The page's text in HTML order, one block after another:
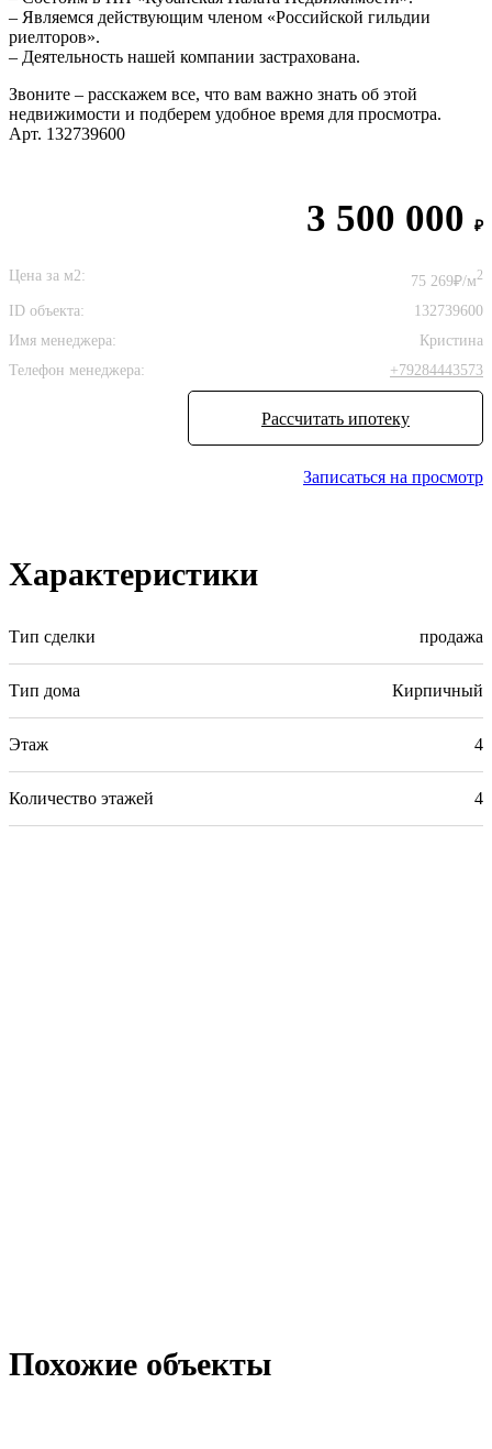
– Являемся действующим членом «Российской гильдии
риелторов».
– Деятельность нашей компании застрахована.
Звоните – расскажем все, что вам важно знать об этой
недвижимости и подберем удобное время для просмотра.
Арт. 132739600
3 500 000 ₽
Цена за м2: 75 269₽/м2
ID объекта:
132739600
Имя менеджера:
Кристина
Телефон менеджера:
+79284443573
Рассчитать ипотеку
Записаться на просмотр
Характеристики
Тип сделки продажа
Тип дома Кирпичный
Этаж 4
Количество этажей 4
Похожие объекты